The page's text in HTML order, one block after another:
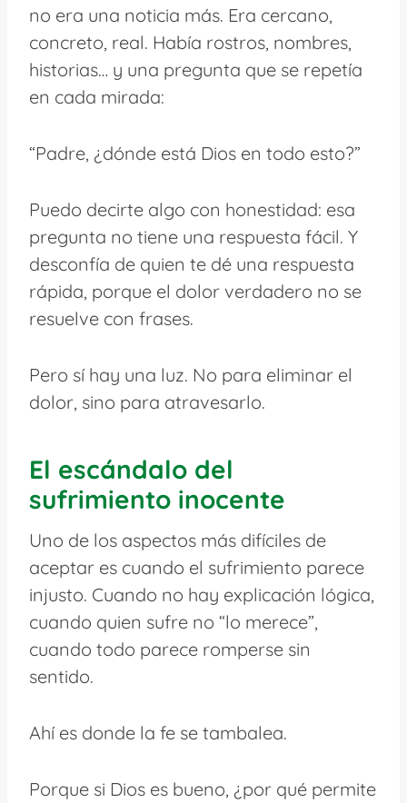
no era una noticia más. Era cercano,
concreto, real. Había rostros, nombres,
historias… y una pregunta que se repetía
en cada mirada:
“Padre, ¿dónde está Dios en todo esto?”
Puedo decirte algo con honestidad: esa
pregunta no tiene una respuesta fácil. Y
desconfía de quien te dé una respuesta
rápida, porque el dolor verdadero no se
resuelve con frases.
Pero sí hay una luz. No para eliminar el
dolor, sino para atravesarlo.
El escándalo del
sufrimiento inocente
Uno de los aspectos más difíciles de
aceptar es cuando el sufrimiento parece
injusto. Cuando no hay explicación lógica,
cuando quien sufre no “lo merece”,
cuando todo parece romperse sin
sentido.
Ahí es donde la fe se tambalea.
Porque si Dios es bueno, ¿por qué permite